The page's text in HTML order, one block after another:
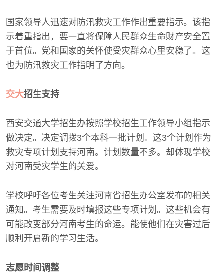
国家领导人迅速对防汛救灾工作作出重要指示。该指
示着重指出，要一直将保障人民群众生命财产安全置
于首位。党和国家的关怀使受灾群众心里安稳了。这
也为防汛救灾工作指明了方向。
交大招生支持
西安交通大学招生办按照学校招生工作领导小组指示
做决定。决定调拨3个本科一批计划。这3个计划作为
救灾专项计划支持河南。计划数量不多。却体现学校
对河南受灾学生的关爱。
学校呼吁各位考生关注河南省招生办公室发布的相关
通知。考生需要及时填报这些专项计划。这些机会有
可能改变部分河南考生的命运。能使他们在灾害过后
顺利开启新的学习生活。
志愿时间调整